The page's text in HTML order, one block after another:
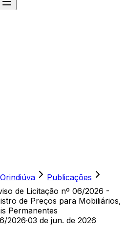
Publicações
de Licitação nº 06/2026 -
de Preços para Mobiliários,
Permanentes
2026·03 de jun. de 2026